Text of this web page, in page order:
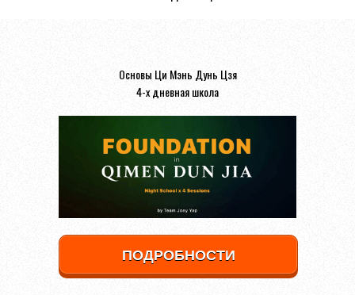
Основы Ци Мэнь Дунь Цзя
4-х дневная школа
ПОДРОБНОСТИ